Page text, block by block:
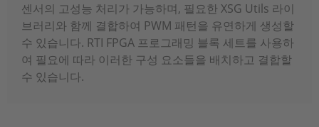
센서의 고성능 처리가 가능하며, 필요한 XSG Utils 라이
브러리와 함께 결합하여 PWM 패턴을 유연하게 생성할
수 있습니다. RTI FPGA 프로그래밍 블록 세트를 사용하
여 필요에 따라 이러한 구성 요소들을 배치하고 결합할
수 있습니다.